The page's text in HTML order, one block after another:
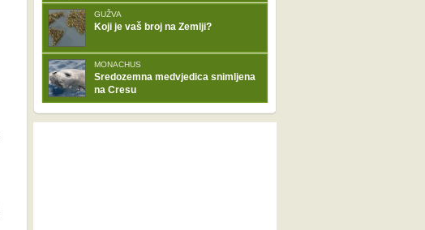
GUŽVA
Koji je vaš broj na Zemlji?
MONACHUS
Sredozemna medvjedica snimljena
na Cresu